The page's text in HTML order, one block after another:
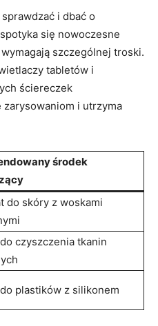
i dbać o
się nowoczesne
szczególnej troski.
tabletów i
ściereczek
i utrzyma
środek
do skóry z woskami
czyszczenia tkanin
plastików z silikonem